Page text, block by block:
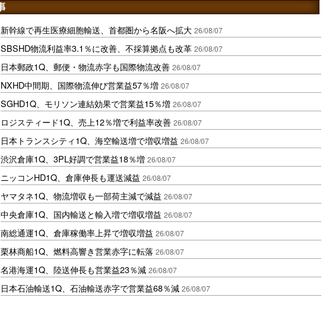
新幹線で再生医療細胞輸送、首都圏から名阪へ拡大 26/08/07
SBSHD物流利益率3.1％に改善、不採算拠点も改革 26/08/07
日本郵政1Q、郵便・物流赤字も国際物流改善 26/08/07
NXHD中間期、国際物流伸び営業益57％増 26/08/07
SGHD1Q、モリソン連結効果で営業益15％増 26/08/07
ロジスティード1Q、売上12％増で利益率改善 26/08/07
日本トランスシティ1Q、海空輸送増で増収増益 26/08/07
渋沢倉庫1Q、3PL好調で営業益18％増 26/08/07
ニッコンHD1Q、倉庫伸長も運送減益 26/08/07
ヤマタネ1Q、物流増収も一部荷主減で減益 26/08/07
中央倉庫1Q、国内輸送と輸入増で増収増益 26/08/07
南総通運1Q、倉庫稼働率上昇で増収増益 26/08/07
栗林商船1Q、燃料高響き営業赤字に転落 26/08/07
名港海運1Q、陸送伸長も営業益23％減 26/08/07
日本石油輸送1Q、石油輸送赤字で営業益68％減 26/08/07